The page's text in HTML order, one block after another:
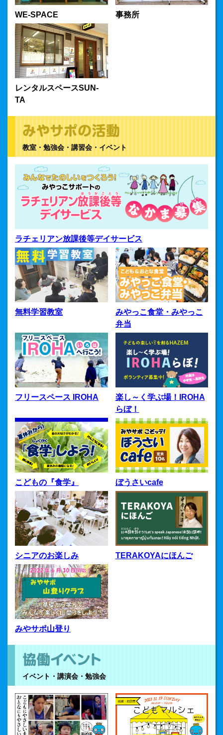
OPEN！
2019.7.4
こどもの『食学』はじめます！ 7/24開始
2019.7.4
夏休み限定『みやっこランチ』はじめます！ 7/22～8/30
2019.6.15
囲碁教室が始まりました！
2019.4.22
2019.4.1
クラウドファンディングへのご協力をお願いします！
コープこうべ『虹の賞』をいただくことが決まりました！
2018.9.6
高齢者情報サイト「ささえてネット」を公開しました！
2018.9.6
こども食堂が変わります！（みやサポ共催）
2018.9.6
韓国語の夜間クラスが始まります！
2018.9.6
おやこで楽しむ「みやサポ おやこひろば」開催！
2018.6.1
リーフレット『NPO法人みやっこサポート』が新しくなり
ました！
リーフレット『活動のご案内』が完成しました！
2018.6.1
無料学習教室で勉強できること、勉強できる人の範囲が広
がっています！
WE-SPACE 事務所
レンタルスペースSUN-
TA
教室・勉強会・講習会・イベント
ラチェリアン放課後等デイサービス
無料学習教室
みやっこ食堂・みやっこ
弁当
フリースペース IROHA
楽し～く学ぶ場！IROHA
らぼ！
こどもの『食学』 ぼうさいcafe
シニアのお楽しみ TERAKOYAにほんご
みやサポ山登り
イベント・講演会・勉強会